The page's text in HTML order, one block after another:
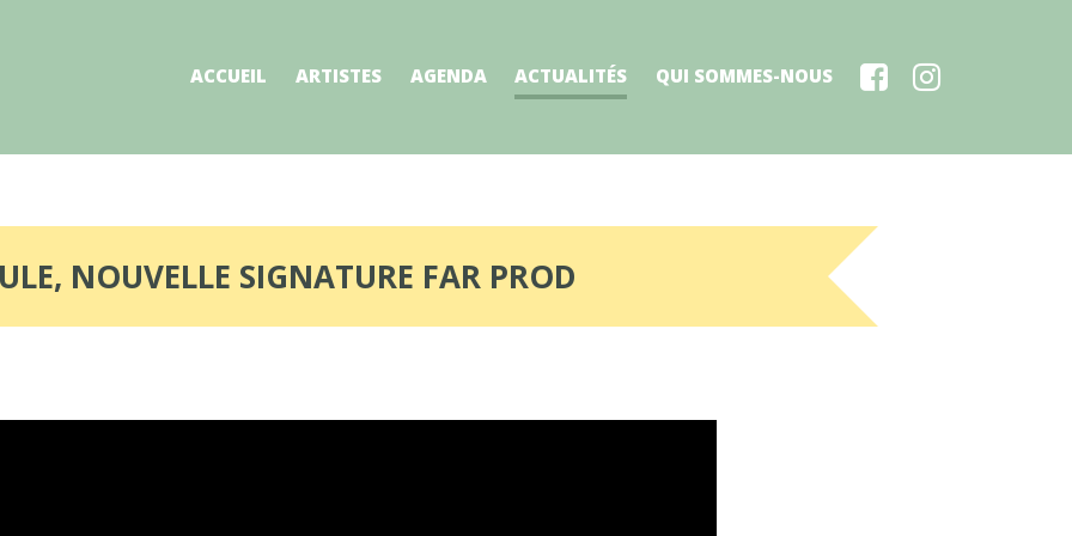
ACCUEIL ARTISTES AGENDA ACTUALITÉS QUI SOMMES-NOUS
NOUVELLE SIGNATURE FAR PROD